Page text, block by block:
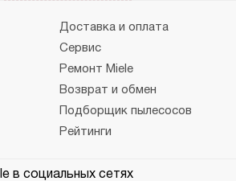
Доставка и оплата
Сервис
Ремонт Miele
Возврат и обмен
Подборщик пылесосов
Рейтинги
в социальных сетях